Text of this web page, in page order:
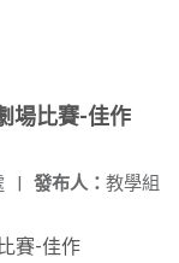
場比賽-佳作
發布人： 教學組
|
賽-佳作